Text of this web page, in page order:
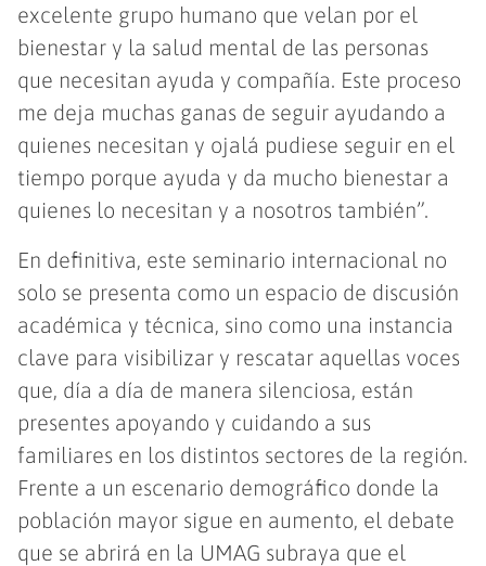
excelente grupo humano que velan por el
bienestar y la salud mental de las personas
que necesitan ayuda y compañía. Este proceso
me deja muchas ganas de seguir ayudando a
quienes necesitan y ojalá pudiese seguir en el
tiempo porque ayuda y da mucho bienestar a
quienes lo necesitan y a nosotros también”.
En definitiva, este seminario internacional no
solo se presenta como un espacio de discusión
académica y técnica, sino como una instancia
clave para visibilizar y rescatar aquellas voces
que, día a día de manera silenciosa, están
presentes apoyando y cuidando a sus
familiares en los distintos sectores de la región.
Frente a un escenario demográfico donde la
población mayor sigue en aumento, el debate
que se abrirá en la UMAG subraya que el